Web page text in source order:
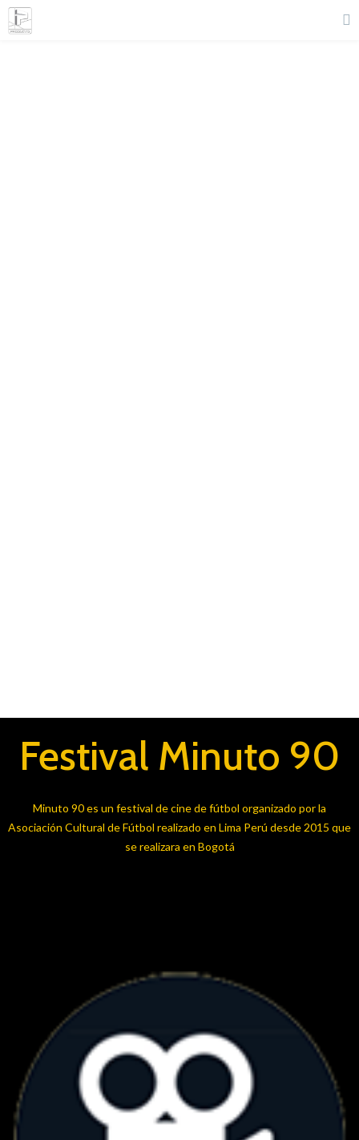
Festival Minuto 90
Minuto 90 es un festival de cine de fútbol organizado por la
Asociación Cultural de Fútbol realizado en Lima Perú desde 2015 que
se realizara en Bogotá